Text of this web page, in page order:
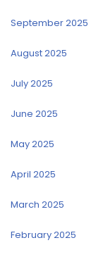
September 2025
August 2025
July 2025
June 2025
May 2025
April 2025
March 2025
February 2025